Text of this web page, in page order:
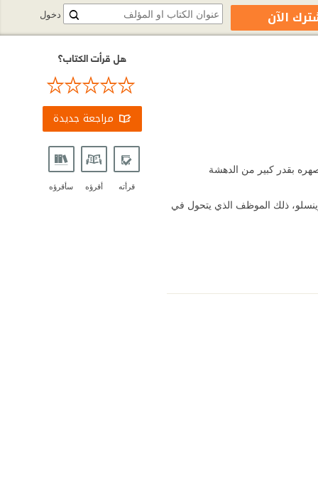
بقدر كبير من الدهشة
ذلك الموظف الذي يتحول في
هل قرأت الكتاب؟
مراجعة جديدة
قرأته أقرؤه سأقرؤه
دخول الآن